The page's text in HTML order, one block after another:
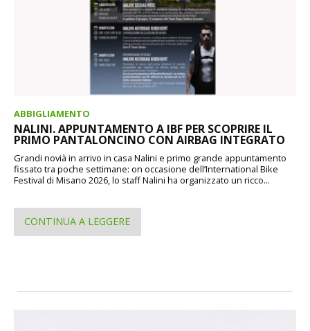
ABBIGLIAMENTO
NALINI. APPUNTAMENTO A IBF PER SCOPRIRE IL
PRIMO PANTALONCINO CON AIRBAG INTEGRATO
Grandi novià in arrivo in casa Nalini e primo grande appuntamento
fissato tra poche settimane: on occasione dell’International Bike
Festival di Misano 2026, lo staff Nalini ha organizzato un ricco...
CONTINUA A LEGGERE